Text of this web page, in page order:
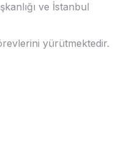
ve İstanbul
yürütmektedir.